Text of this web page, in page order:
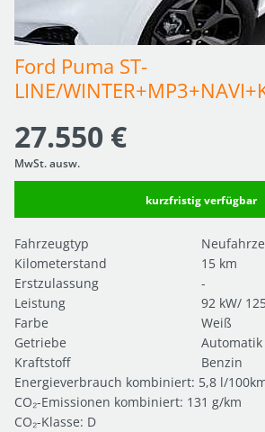
Ford Puma ST-
LINE/
27.550 €
MwSt. ausw.
kurzfristig verfügbar
Fahrzeugtyp
Kilometerstand
15 km
Erstzulassung
-
Leistung
92 kW/
Farbe
Weiß
Getriebe
Automatik
Kraftstoff
Benzin
Energieverbrauch kombiniert: 5,8 l/
CO₂-Emissionen kombiniert: 131 g/km
CO₂-Klasse: D